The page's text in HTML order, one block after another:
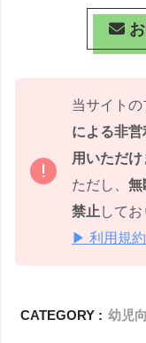
当サイトの
による非
用いただけ
ただし、 無
禁止 してお
▶ 利用規
CATEGORY : 幼児